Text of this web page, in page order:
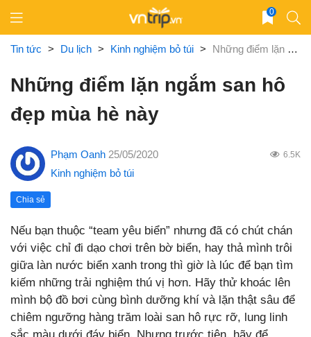
content
0
Tin tức > Du lịch > Kinh nghiệm bỏ túi > Những điểm lặn ngắm san hô đẹp mùa hè này
Những điểm lặn ngắm san hô
đẹp mùa hè này
Phạm Oanh 25/05/2020 6.5K
Kinh nghiệm bỏ túi
Chia sẻ
Nếu bạn thuộc “team yêu biển” nhưng đã có chút chán
với việc chỉ đi dạo chơi trên bờ biển, hay thả mình trôi
giữa làn nước biển xanh trong thì giờ là lúc để bạn tìm
kiếm những trải nghiệm thú vị hơn. Hãy thử khoác lên
mình bộ đồ bơi cùng bình dưỡng khí và lặn thật sâu để
chiêm ngưỡng hàng trăm loài san hô rực rỡ, lung linh